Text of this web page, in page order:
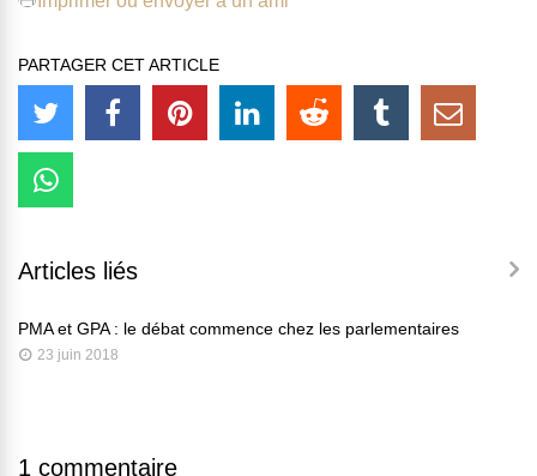
PARTAGER CET ARTICLE
Articles liés
PMA et GPA : le débat commence chez les parlementaires
23 juin 2018
1 commentaire